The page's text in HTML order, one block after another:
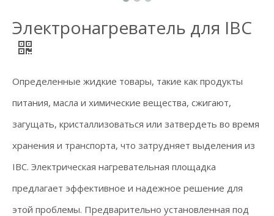
Электронагреватель для IBC
Определенные жидкие товары, такие как продукты
питания, масла и химические вещества, сжигают,
загущать, кристаллизоваться или затвердеть во время
хранения и транспорта, что затрудняет выделения из
IBC. Электрическая нагревательная площадка
предлагает эффективное и надежное решение для
этой проблемы. Предварительно установленная под